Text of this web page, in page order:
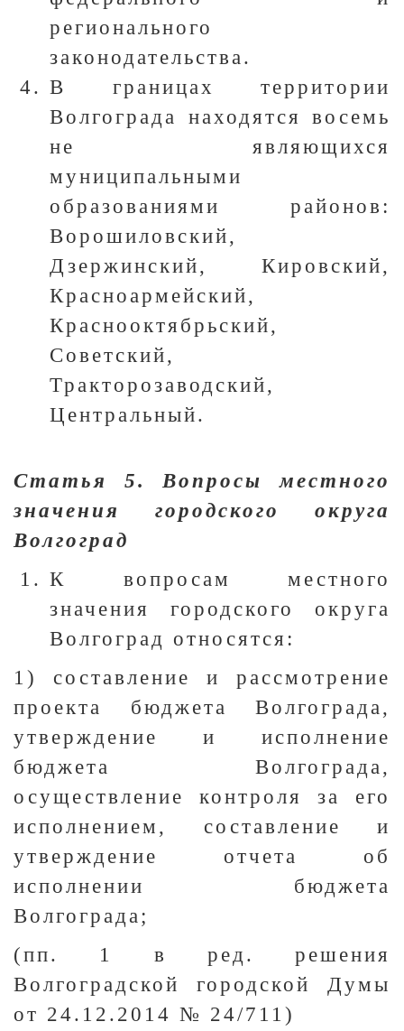
регионального
законодательства.
В границах территории
Волгограда находятся восемь
не являющихся
муниципальными
образованиями районов:
Ворошиловский,
Дзержинский, Кировский,
Красноармейский,
Краснооктябрьский,
Советский,
Тракторозаводский,
Центральный.
Статья 5. Вопросы местного
значения городского округа
Волгоград
К вопросам местного
значения городского округа
Волгоград относятся:
1) составление и рассмотрение
проекта бюджета Волгограда,
утверждение и исполнение
бюджета Волгограда,
осуществление контроля за его
исполнением, составление и
утверждение отчета об
исполнении бюджета
Волгограда;
(пп. 1 в ред. решения
Волгоградской городской Думы
от 24.12.2014 № 24/711)